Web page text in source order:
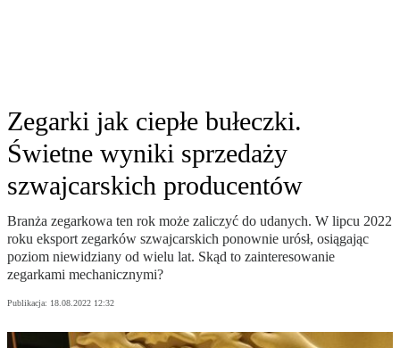
Zegarki jak ciepłe bułeczki.
Świetne wyniki sprzedaży
szwajcarskich producentów
Branża zegarkowa ten rok może zaliczyć do udanych. W lipcu 2022
roku eksport zegarków szwajcarskich ponownie urósł, osiągając
poziom niewidziany od wielu lat. Skąd to zainteresowanie
zegarkami mechanicznymi?
Publikacja: 18.08.2022 12:32